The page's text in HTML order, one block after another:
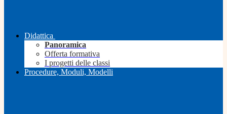
Didattica
Panoramica
Offerta formativa
I progetti delle classi
Procedure, Moduli, Modelli